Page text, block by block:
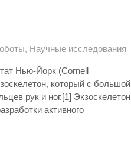
, Научные исследования
Нью-Йорк (Cornell
который с большой
рук и ног.[1] Экзоскелетон
активного